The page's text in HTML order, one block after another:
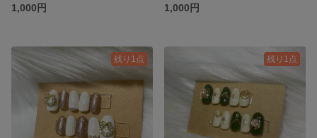
1,000円
1,000円
残り1点 残り1点